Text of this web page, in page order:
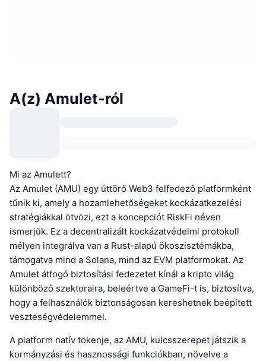
A(z) Amulet-ról
Mi az Amulett?
Az Amulet (AMU) egy úttörő Web3 felfedező platformként
tűnik ki, amely a hozamlehetőségeket kockázatkezelési
stratégiákkal ötvözi, ezt a koncepciót RiskFi néven
ismerjük. Ez a decentralizált kockázatvédelmi protokoll
mélyen integrálva van a Rust-alapú ökoszisztémákba,
támogatva mind a Solana, mind az EVM platformokat. Az
Amulet átfogó biztosítási fedezetet kínál a kripto világ
különböző szektoraira, beleértve a GameFi-t is, biztosítva,
hogy a felhasználók biztonságosan kereshetnek beépített
veszteségvédelemmel.
A platform natív tokenje, az AMU, kulcsszerepet játszik a
kormányzási és hasznossági funkciókban, növelve a